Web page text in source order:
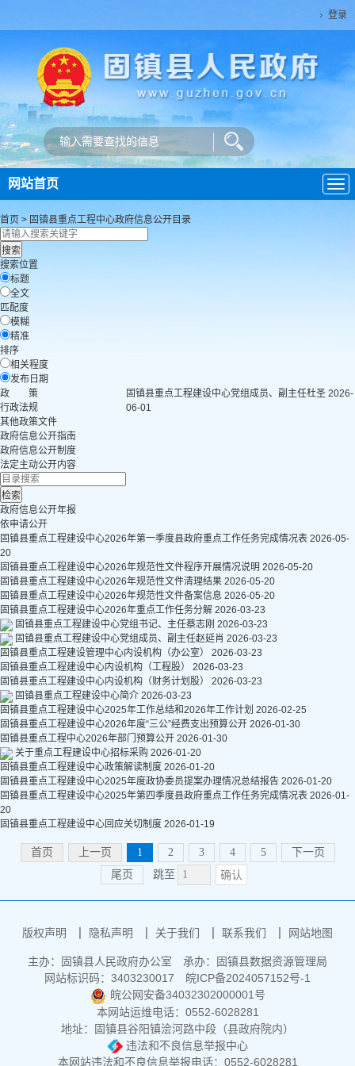
登录
导
航
网站首页
首页 > 固镇县重点工程中心政府信息公开目录
搜索位置
标题
全文
匹配度
模糊
精准
排序
相关程度
发布日期
政 策
行政法规
其他政策文件
政府信息公开指南
政府信息公开制度
法定主动公开内容
政府信息公开年报
依申请公开
固镇县重点工程建设中心党组成员、副主任杜圣 2026-
06-01
固镇县重点工程建设中心2026年第一季度县政府重点工作任务完成情况表 2026-05-
20
固镇县重点工程建设中心2026年规范性文件程序开展情况说明 2026-05-20
固镇县重点工程建设中心2026年规范性文件清理结果 2026-05-20
固镇县重点工程建设中心2026年规范性文件备案信息 2026-05-20
固镇县重点工程建设中心2026年重点工作任务分解 2026-03-23
固镇县重点工程建设中心党组书记、主任蔡志刚 2026-03-23
固镇县重点工程建设中心党组成员、副主任赵延肖 2026-03-23
固镇县重点工程建设管理中心内设机构（办公室） 2026-03-23
固镇县重点工程建设中心内设机构（工程股） 2026-03-23
固镇县重点工程建设中心内设机构（财务计划股） 2026-03-23
固镇县重点工程建设中心简介 2026-03-23
固镇县重点工程建设中心2025年工作总结和2026年工作计划 2026-02-25
固镇县重点工程建设中心2026年度“三公”经费支出预算公开 2026-01-30
固镇县重点工程中心2026年部门预算公开 2026-01-30
关于重点工程建设中心招标采购 2026-01-20
固镇县重点工程建设中心政策解读制度 2026-01-20
固镇县重点工程建设中心2025年度政协委员提案办理情况总结报告 2026-01-20
固镇县重点工程建设中心2025年第四季度县政府重点工作任务完成情况表 2026-01-
20
固镇县重点工程建设中心回应关切制度 2026-01-19
首页 上一页 1 2 3 4 5
下一页
尾页
跳至 确认
版权声明 隐私声明 关于我们 联系我们 网站地图
主办：固镇县人民政府办公室
承办：固镇县数据资源管理局
网站标识码：3403230017
皖ICP备2024057152号-1
皖公网安备34032302000001号
本网站运维电话：0552-6028281
地址：固镇县谷阳镇浍河路中段（县政府院内）
违法和不良信息举报中心
本网站违法和不良信息举报电话：0552-6028281